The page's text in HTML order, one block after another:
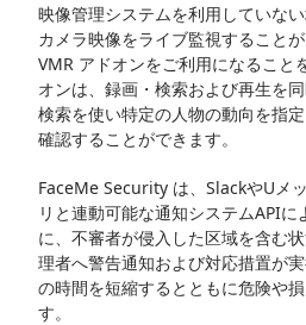
映像管理システムを利用していな
カメラ映像をライブ監視すること
VMR アドオンをご利用になること
オンは、録画・検索および再生を
検索を使い特定の人物の動向を指
確認することができます。
FaceMe Security は、SlackやUメ
リと連動可能な通知システムAPI
に、不審者が侵入した区域を含む
理者へ警告通知および対応措置が
の時間を短縮するとともに危険や
す。